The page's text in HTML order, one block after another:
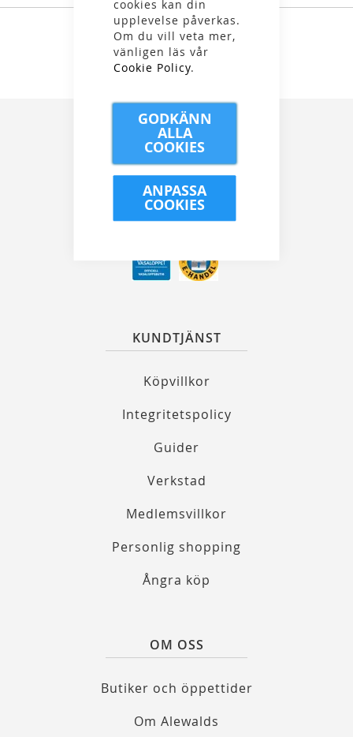
cookies kan din
upplevelse påverkas.
Om du vill veta mer,
vänligen läs vår
Cookie Policy.
GODKÄNN
ALLA
COOKIES
ANPASSA
COOKIES
Kungsgatan 32, 111 35 Stockholm
08 21 90 00
KUNDTJÄNST
Köpvillkor
Integritetspolicy
Guider
Verkstad
Medlemsvillkor
Personlig shopping
Ångra köp
OM OSS
Butiker och öppettider
Om Alewalds